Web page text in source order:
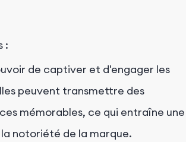
:
de captiver et d'engager les
peuvent transmettre des
mémorables, ce qui entraîne une
notoriété de la marque.